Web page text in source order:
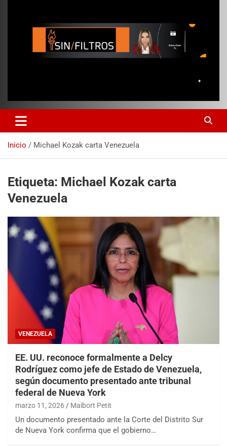
Inicio Michael Kozak carta Venezuela
Etiqueta: Michael Kozak carta
Venezuela
VENEZUELA
EE. UU. reconoce formalmente a Delcy
Rodríguez como jefe de Estado de Venezuela,
según documento presentado ante tribunal
federal de Nueva York
marzo 11, 2026 Maibort Petit
Un documento presentado ante la Corte del Distrito Sur
de Nueva York confirma que el gobierno…